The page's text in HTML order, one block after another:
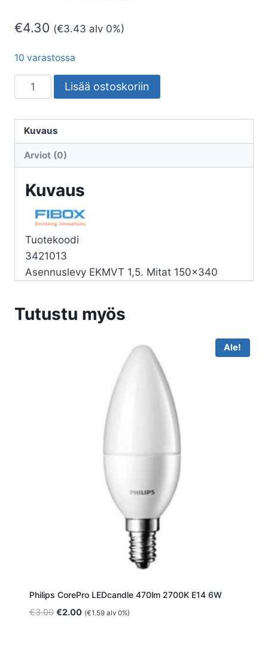
€4.30 (€3.43 alv 0%)
10 varastossa
ASENNUSLEVY
FIBOX
(M)
1,5
338x148mm
Lisää ostoskoriin
Kuvaus
Arviot (0)
Kuvaus
Tuotekoodi
3421013
Asennuslevy EKMVT 1,5. Mitat 150×340
Tutustu myös
Ale!
Philips CorePro LEDcandle 470lm 2700K E14 6W
€3.00 Alkuperäinen
€2.00Nykyinen
(€1.59alv 0%)